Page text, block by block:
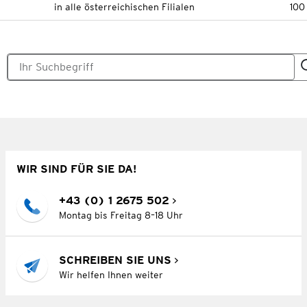
in alle österreichischen Filialen
WIR SIND FÜR SIE DA!
+43 (0) 1 2675 502
Montag bis Freitag 8–18 Uhr
SCHREIBEN SIE UNS
Wir helfen Ihnen weiter